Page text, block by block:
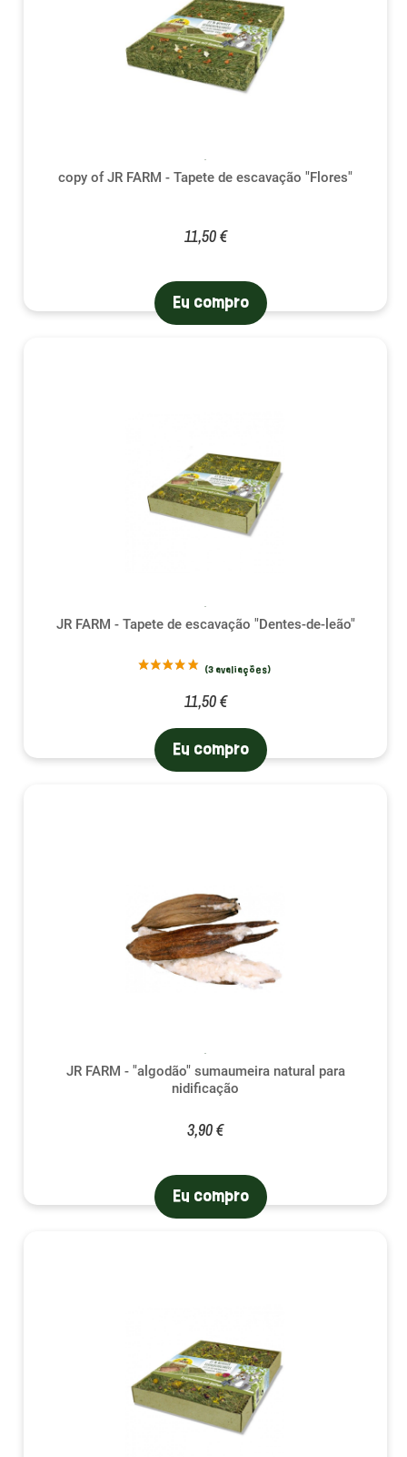
copy of JR FARM - Tapete de escavação "Flores"
11,50 €
Eu compro
JR FARM - Tapete de escavação "Dentes-de-leão"
11,50 €
Eu compro
JR FARM - "algodão" sumaumeira natural para
nidificação
3,90 €
Eu compro